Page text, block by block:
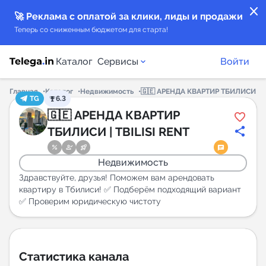
close
🚀 Реклама с оплатой за клики, лиды и продажи
Теперь со сниженным бюджетом для старта!
Каталог Сервисы
Каталог каналов
Каталог ботов
Горящие предложения
Индекс читаемости каналов в Telegram
New
New
Войти
Главная Каталог Недвижимость
🇬🇪 АРЕНДА КВАРТИР ТБИЛИСИ |
TG
6.3
🇬🇪 АРЕНДА КВАРТИР
ТБИЛИСИ | TBILISI RENT
Недвижимость
Здравствуйте, друзья! Поможем вам арендовать
квартиру в Тбилиси! ✅ Подберём подходящий вариант
✅ Проверим юридическую чистоту
Статистика канала